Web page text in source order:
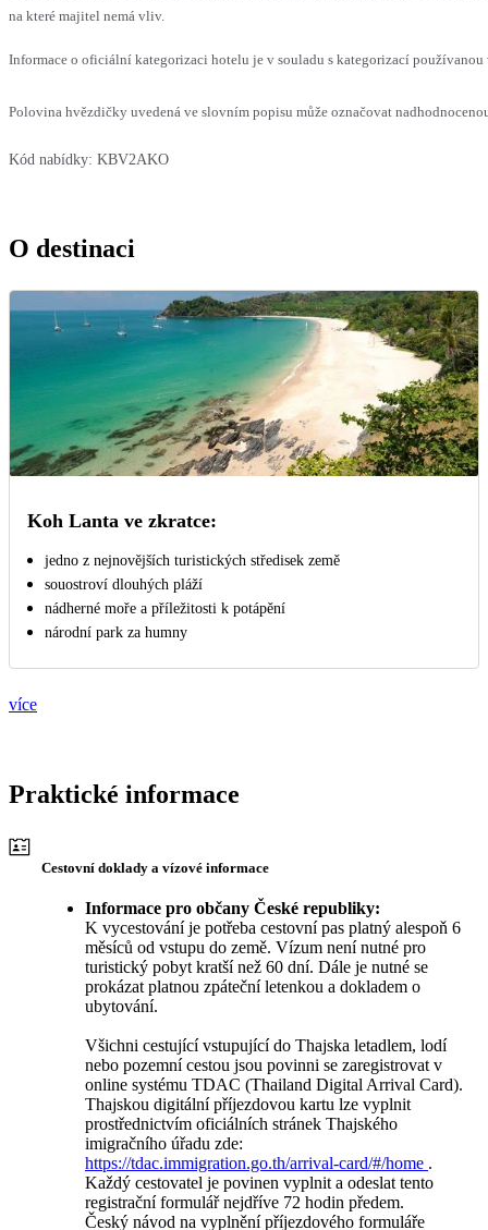
na které majitel nemá vliv.
Informace o oficiální kategorizaci hotelu je v souladu s kategorizací
Polovina hvězdičky uvedená ve slovním popisu může označovat
Kód nabídky: KBV2AKO
O destinaci
Koh Lanta ve zkratce:
jedno z nejnovějších turistických středisek země
souostroví dlouhých pláží
nádherné moře a příležitosti k potápění
národní park za humny
více
Praktické informace
Cestovní doklady a vízové informace
Informace pro občany České republiky:
K vycestování je potřeba cestovní pas platný alespoň 6
měsíců od vstupu do země. Vízum není nutné pro
turistický pobyt kratší než 60 dní. Dále je nutné se
prokázat platnou zpáteční letenkou a dokladem o
ubytování.
Všichni cestující vstupující do Thajska letadlem, lodí
nebo pozemní cestou jsou povinni se zaregistrovat v
online systému TDAC (Thailand Digital Arrival Card).
Thajskou digitální příjezdovou kartu lze vyplnit
prostřednictvím oficiálních stránek Thajského
imigračního úřadu zde:
https://tdac.immigration.go.th/arrival-card/#/home .
Každý cestovatel je povinen vyplnit a odeslat tento
registrační formulář nejdříve 72 hodin předem.
Český návod na vyplnění příjezdového formuláře